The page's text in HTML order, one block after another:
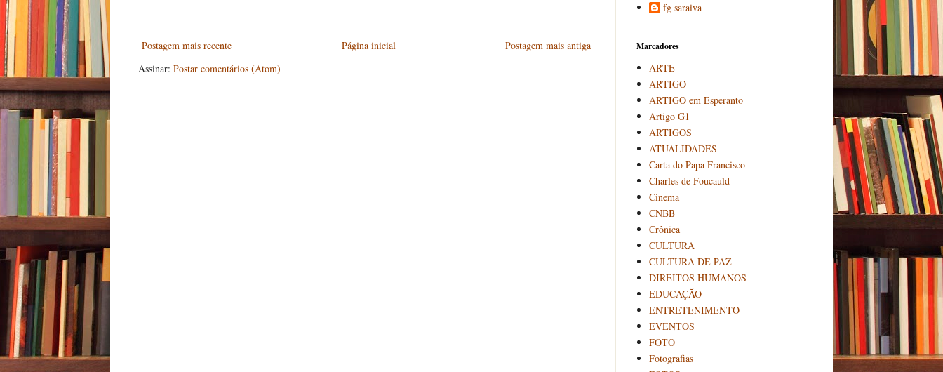
Postagem mais recente Postagem mais antiga
Página inicial
Assinar: Postar comentários (Atom)
fg saraiva
Marcadores
ARTE
ARTIGO
ARTIGO em Esperanto
Artigo G1
ARTIGOS
ATUALIDADES
Carta do Papa Francisco
Charles de Foucauld
Cinema
CNBB
Crônica
CULTURA
CULTURA DE PAZ
DIREITOS HUMANOS
EDUCAÇÃO
ENTRETENIMENTO
EVENTOS
FOTO
Fotografias